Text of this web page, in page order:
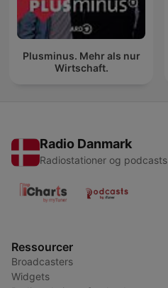
Plusminus. Mehr als nur
Wirtschaft.
Radio Danmark
Radiostationer og podcasts
Ressourcer
Broadcasters
Widgets